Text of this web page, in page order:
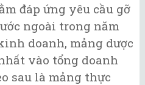
đáp ứng yêu cầu gỡ
ngoài trong năm
doanh, mảng dược
vào tổng doanh
sau là mảng thực